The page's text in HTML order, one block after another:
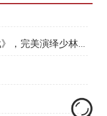
，完美演绎少林演